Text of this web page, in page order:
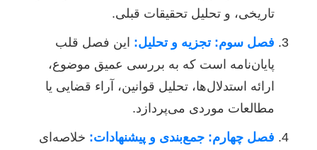
تاریخی، و تحلیل تحقیقات قبلی.
فصل سوم: تجزیه و تحلیل: این فصل قلب
پایان‌نامه است که به بررسی عمیق موضوع،
ارائه استدلال‌ها، تحلیل قوانین، آراء قضایی یا
مطالعات موردی می‌پردازد.
فصل چهارم: جمع‌بندی و پیشنهادات: خلاصه‌ای